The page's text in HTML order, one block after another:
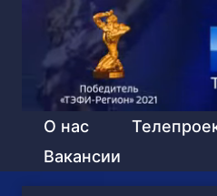
О нас
Вакансии